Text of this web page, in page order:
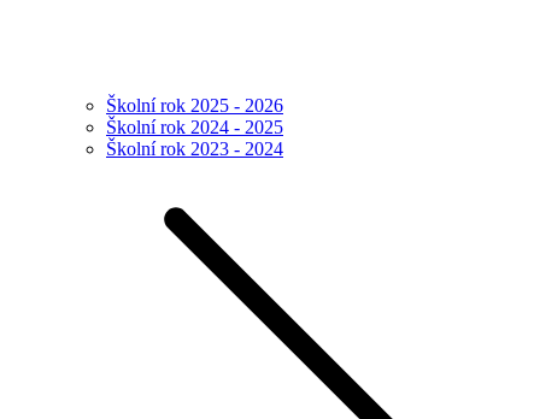
Školní rok 2025 - 2026
Školní rok 2024 - 2025
Školní rok 2023 - 2024